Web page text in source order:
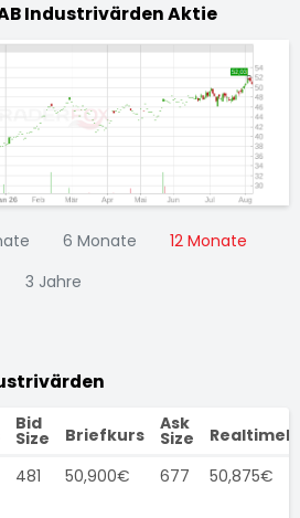
Industrivärden Aktie
6 Monate
12 Monate
3 Jahre
Bid
Size Briefkurs
Ask
Size
481 50,900€ 677 50,875€